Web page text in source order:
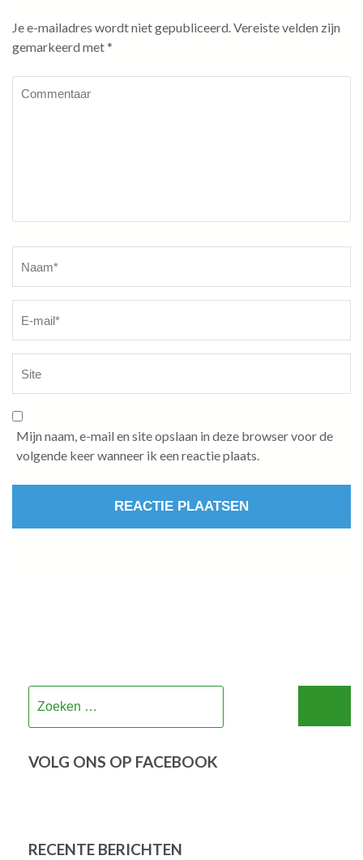
Je e-mailadres wordt niet gepubliceerd.Vereiste velden zijn
gemarkeerd met*
Mijn naam, e-mail en site opslaan in deze browser voor de
volgende keer wanneer ik een reactie plaats.
VOLG ONS OP FACEBOOK
RECENTE BERICHTEN